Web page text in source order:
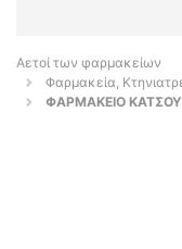
Αετοί των φαρμακείων
Φαρμακεία,
ΦΑΡΜΑΚΕΙΟ